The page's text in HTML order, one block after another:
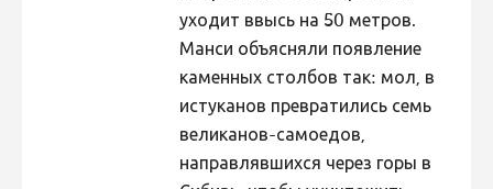
уходит ввысь на 50 метров.
Манси объясняли появление
каменных столбов так: мол, в
истуканов превратились семь
великанов-самоедов,
направлявшихся через горы в